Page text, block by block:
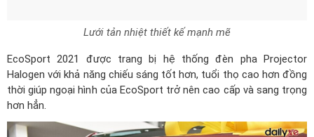
Lưới tản nhiệt thiết kế mạnh mẽ
EcoSport 2021 được trang bị hệ thống đèn pha Projector
Halogen với khả năng chiếu sáng tốt hơn, tuổi thọ cao hơn đồng
thời giúp ngoại hình của EcoSport trở nên cao cấp và sang trọng
hơn hẳn.